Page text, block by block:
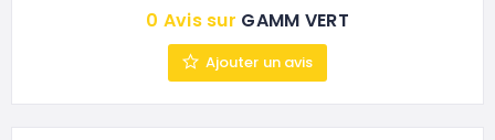
0 Avis sur GAMM VERT
Ajouter un avis